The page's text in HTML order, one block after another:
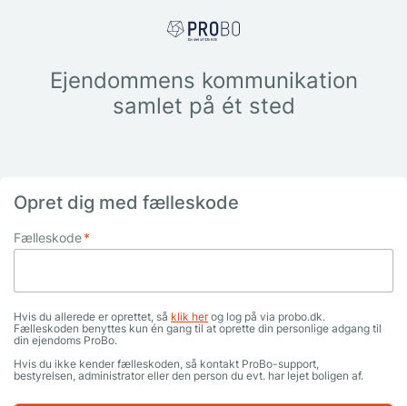
Ejendommens kommunikation
samlet på ét sted
Opret dig med fælleskode
Fælleskode*
Hvis du allerede er oprettet, så klik herog log på via probo.dk.
Fælleskoden benyttes kun én gang til at oprette din personlige adgang til
din ejendoms ProBo.
Hvis du ikke kender fælleskoden, så kontakt ProBo-support,
bestyrelsen, administrator eller den person du evt. har lejet boligen af.